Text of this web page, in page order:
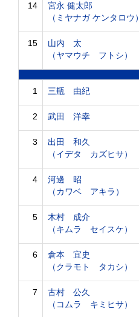
14
宮永 健太郎
（ミヤナガ ケンタロウ）
15
山内 太
（ヤマウチ フトシ）
1 三瓶 由紀
2 武田 洋幸
3
出田 和久
（イデタ カズヒサ）
4
河邊 昭
（カワベ アキラ）
5
木村 成介
（キムラ セイスケ）
6
倉本 宜史
（クラモト タカシ）
7
古村 公久
（コムラ キミヒサ）